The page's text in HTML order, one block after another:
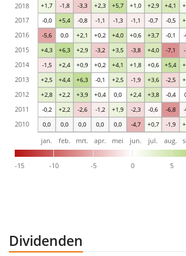
0,0 0,0 0,0 0,0 0,0 -4,7 +0,7 -1,9
-0,2 +2,2 -2,6 -1,2 +1,9 -2,3 -0,6 -6,8
+2,8 +2,2 +3,9 +0,4 0,0 +2,4 +3,8 -0,4
+2,5 +4,4 +6,3 -0,1 +2,5 -1,9 +3,6 -2,5
-1,5 +2,4 +0,9 +0,2 +4,1 +1,8 +0,6 +5,4
+4,3 +6,3 +2,9 -3,2 +3,5 -3,8 +4,0 -7,1
-5,6 0,0 +2,1 +0,2 +4,0 +0,6 +3,7 -0,1
-0,0 +5,4 -0,8 -1,1 -1,3 -1,1 -0,7 -0,5
+1,7 -1,8 -3,3 +2,3 +5,7 +1,0 +2,9 +4,1
-15 -10 -5 0 5
jan. feb. mrt. apr. mei jun. jul. aug.
2010
2011
2012
2013
2014
2015
2016
2017
2018
Dividenden